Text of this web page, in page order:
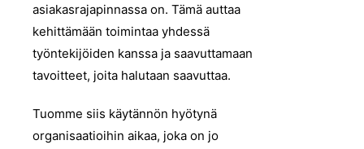
asiakasrajapinnassa on. Tämä auttaa
kehittämään toimintaa yhdessä
työntekijöiden kanssa ja saavuttamaan
tavoitteet, joita halutaan saavuttaa.
Tuomme siis käytännön hyötynä
organisaatioihin aikaa, joka on jo